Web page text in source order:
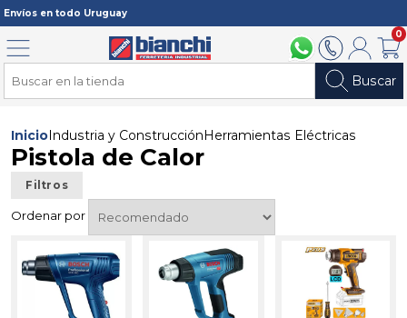
Envíos en todo Uruguay
094 211 1122902 2902Mi cuenta
0
Buscar
Menú
Inicio Industria y Construcción Herramientas Eléctricas
Pistola de Calor
Filtros
Ordenar por